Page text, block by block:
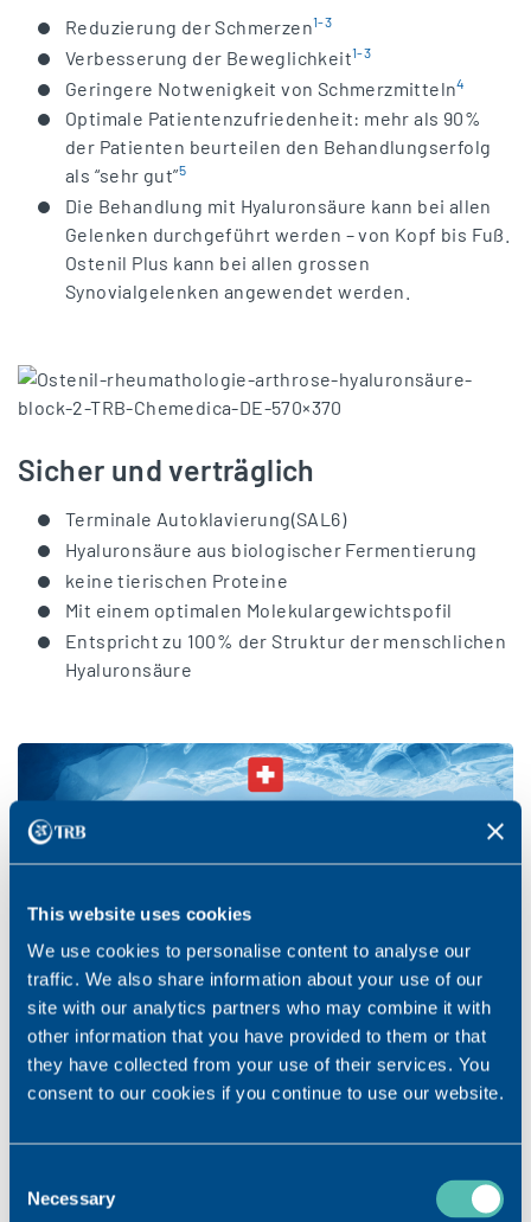
This website uses cookies
We use cookies to personalise content to analyse our
traffic. We also share information about your use of our
site with our analytics partners who may combine it with
other information that you have provided to them or that
they have collected from your use of their services. You
consent to our cookies if you continue to use our website.
Selection
Necessary
Reduzierung der Schmerzen1-3
Verbesserung der Beweglichkeit1-3
Geringere Notwenigkeit von Schmerzmitteln4
Optimale Patientenzufriedenheit: mehr als 90%
der Patienten beurteilen den Behandlungserfolg
als “sehr gut”5
Die Behandlung mit Hyaluronsäure kann bei allen
Gelenken durchgeführt werden – von Kopf bis Fuß.
Ostenil Plus kann bei allen grossen
Synovialgelenken angewendet werden.
Sicher und verträglich
Terminale Autoklavierung(SAL6)
Hyaluronsäure aus biologischer Fermentierung
keine tierischen Proteine
Mit einem optimalen Molekulargewichtspofil
Entspricht zu 100% der Struktur der menschlichen
Hyaluronsäure
MADE IN SWITZERLAND
konsequente Qualitätskontrollen garantieren Ihnen